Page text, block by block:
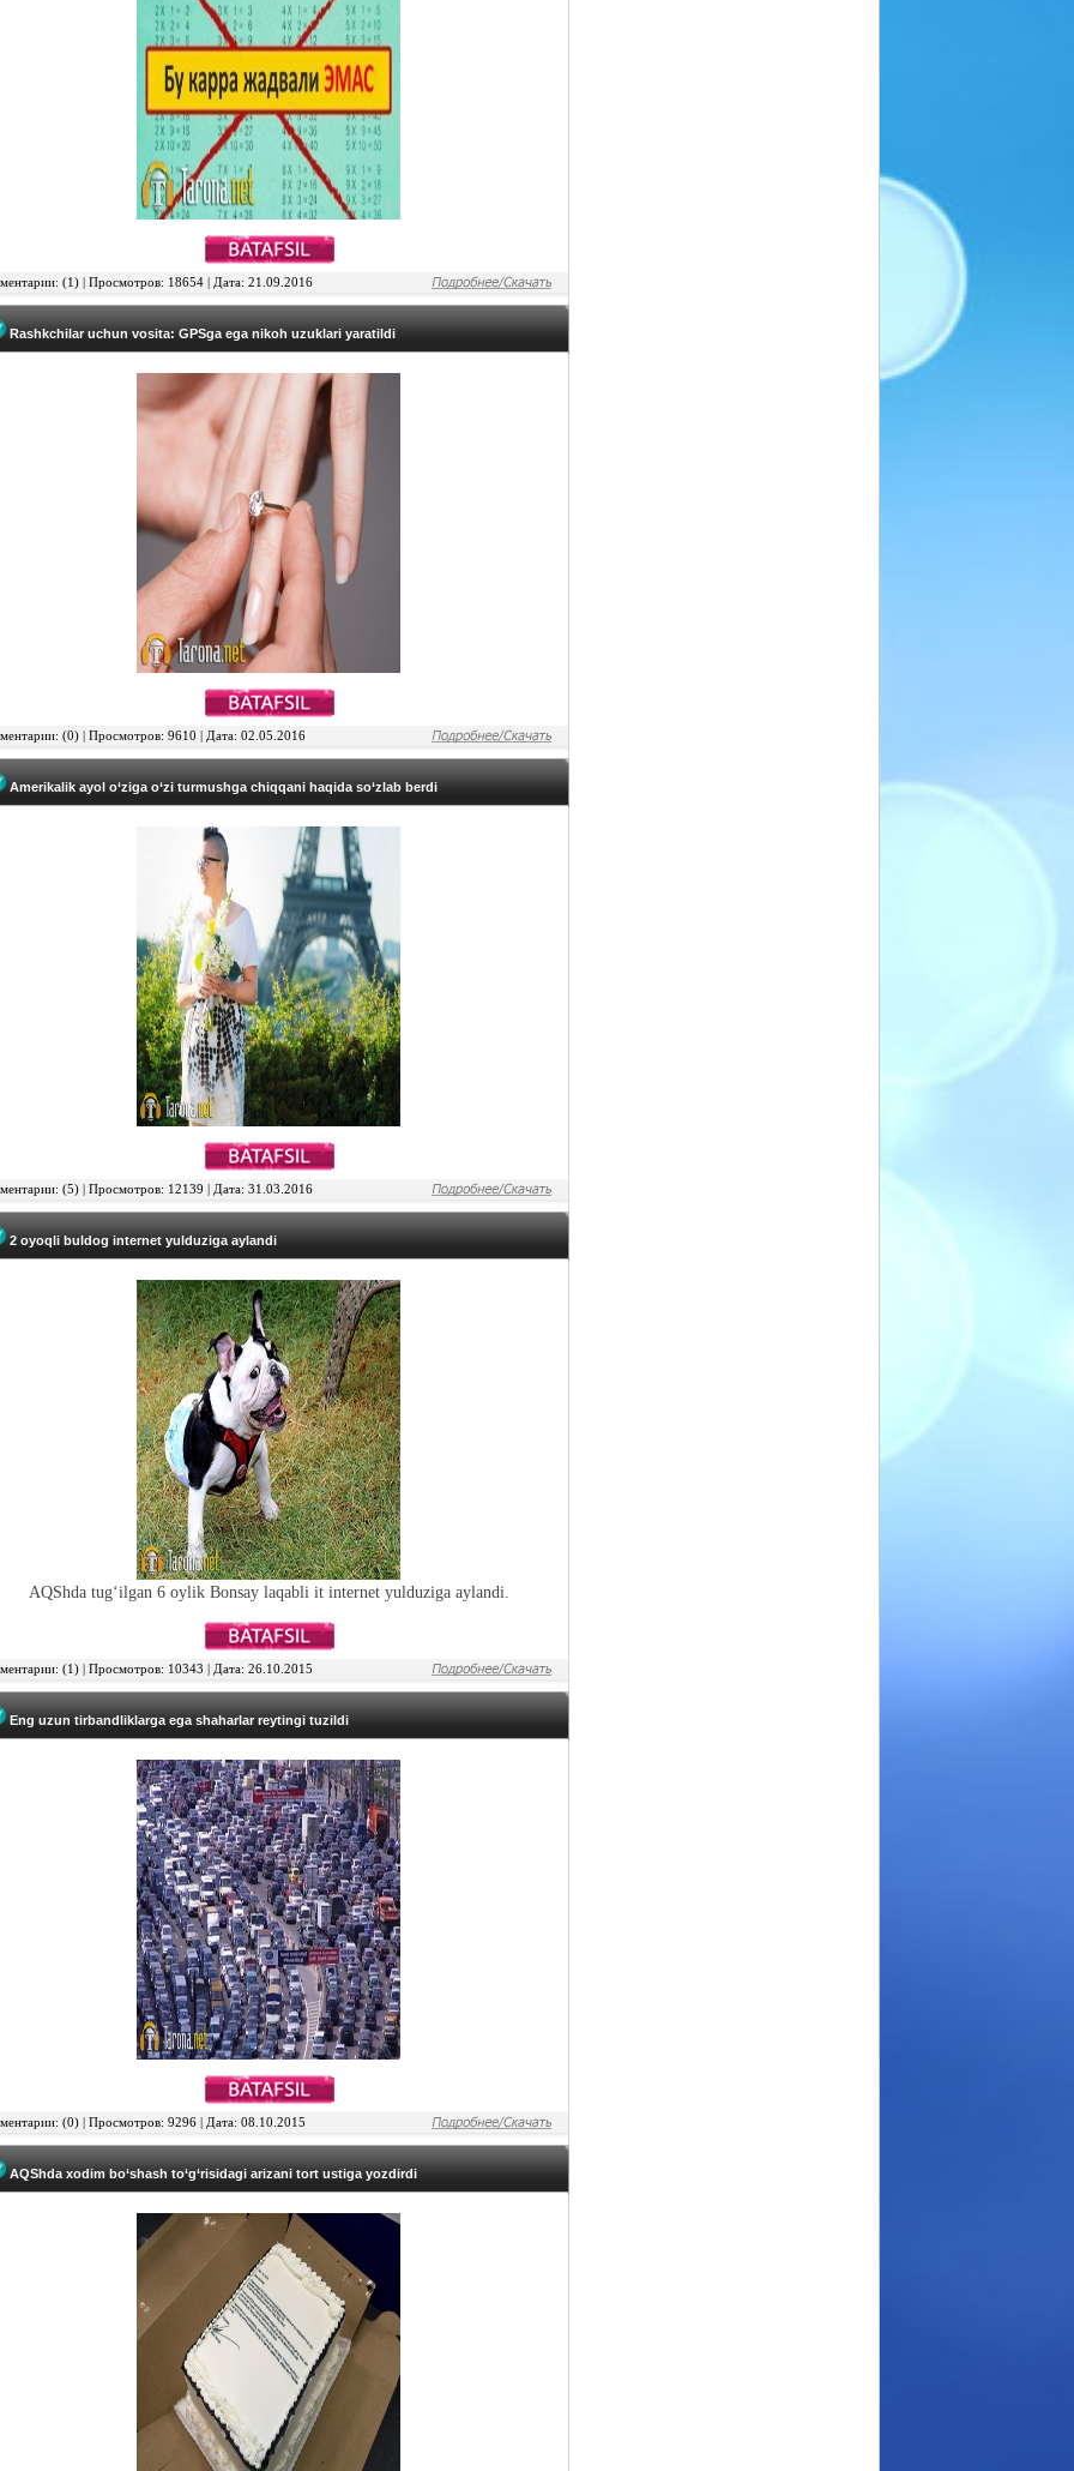
(1) | Просмотров: 18654 | Дата: 21.09.2016
Rashkchilar uchun vosita: GPSga ega nikoh uzuklari yaratildi
(0) | Просмотров: 9610 | Дата: 02.05.2016
Amerikalik ayol o‘ziga o‘zi turmushga chiqqani haqida so‘zlab berdi
(5) | Просмотров: 12139 | Дата: 31.03.2016
2 oyoqli buldog internet yulduziga aylandi
AQShda tug‘ilgan 6 oylik Bonsay laqabli it internet yulduziga aylandi.
(1) | Просмотров: 10343 | Дата: 26.10.2015
Eng uzun tirbandliklarga ega shaharlar reytingi tuzildi
(0) | Просмотров: 9296 | Дата: 08.10.2015
AQShda xodim bo‘shash to‘g‘risidagi arizani tort ustiga yozdirdi